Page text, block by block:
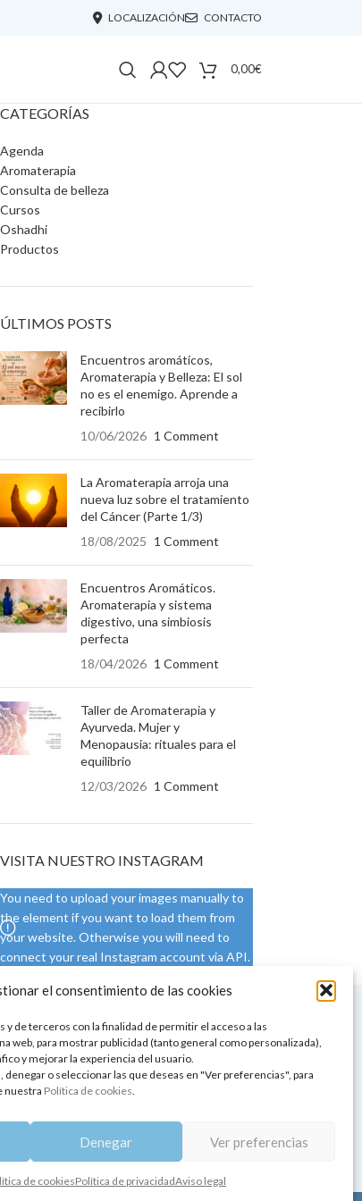
el consentimiento de las cookies
y de terceros con la finalidad de permitir el acceso a las
web, para mostrar publicidad (tanto general como personalizada),
y mejorar la experiencia del usuario.
denegar o seleccionar las que deseas en "Ver preferencias", para
nuestra Política de cookies.
Denegar Ver preferencias
de cookiesPolítica de privacidadAviso legal
LOCALIZACIÓN CONTACTO
0,00€
CATEGORÍAS
Agenda
Aromaterapia
Consulta de belleza
Cursos
Oshadhi
Productos
ÚLTIMOS POSTS
Encuentros aromáticos,
Aromaterapia y Belleza: El sol
no es el enemigo. Aprende a
recibirlo
10/06/2026 1 Comment
La Aromaterapia arroja una
nueva luz sobre el tratamiento
del Cáncer (Parte 1/3)
18/08/2025 1 Comment
Encuentros Aromáticos.
Aromaterapia y sistema
digestivo, una simbiosis
perfecta
18/04/2026 1 Comment
Taller de Aromaterapia y
Ayurveda. Mujer y
Menopausia: rituales para el
equilibrio
12/03/2026 1 Comment
VISITA NUESTRO INSTAGRAM
You need to upload your images manually to
the element if you want to load them from
your website. Otherwise you will need to
connect your real Instagram account via API.
SEDE CONDICIONES DE USO
Condiciones generales
Cambios y devoluciones
Formas de pago
Formas de envío